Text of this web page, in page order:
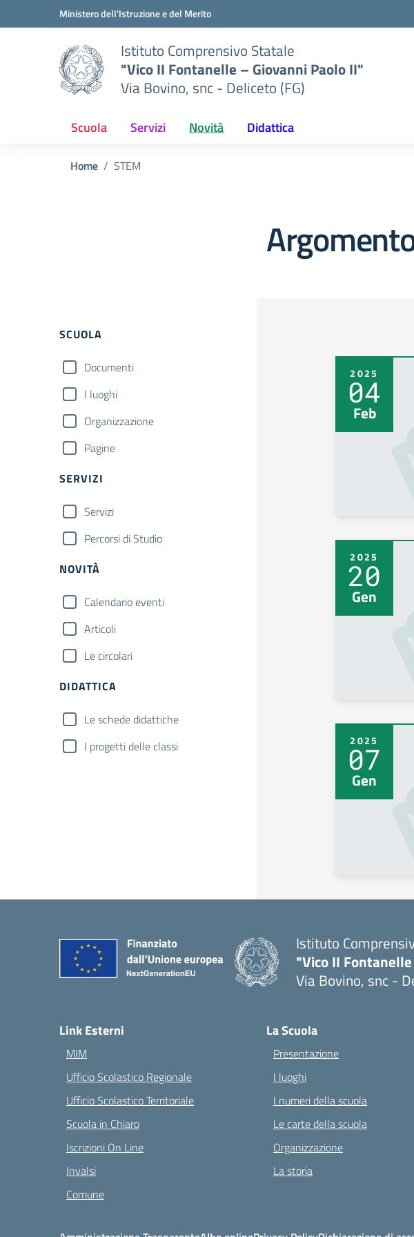
Vai ai contenuti
Vai al menu di navigazioneMinistero dell'Istruzione e del Merito
Istituto Comprensivo Statale
"Vico II Fontanelle – Giovanni Paolo II"
Via Bovino, snc - Deliceto (FG)
Scuola Servizi Novità Didattica
Home STEM
Filtri
SCUOLA
Documenti
I luoghi
Organizzazione
Pagine
SERVIZI
Servizi
Percorsi di Studio
NOVITÀ
Calendario eventi
Articoli
Le circolari
DIDATTICA
Le schede didattiche
I progetti delle classi
2025
04
Feb
2025
20
Gen
2025
07
Gen
Istituto
"Vico II
Via Bovino, snc -
Link Esterni
MIM
Ufficio Scolastico Regionale
Ufficio Scolastico Territoriale
Scuola in Chiaro
Iscrizioni On Line
Invalsi
Comune
La Scuola
Presentazione
I luoghi
I numeri della scuola
Le carte della scuola
Organizzazione
La storia